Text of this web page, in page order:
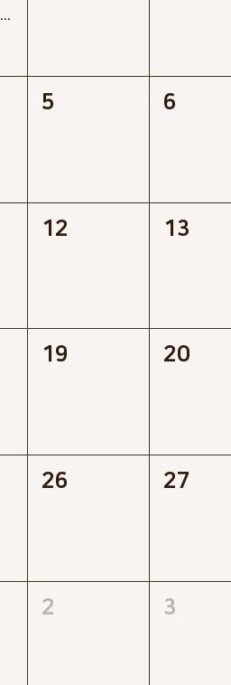
2026 K-Risk 운영위원회 (On and Off)
5 6
12 13
19 20
26 27
2 3